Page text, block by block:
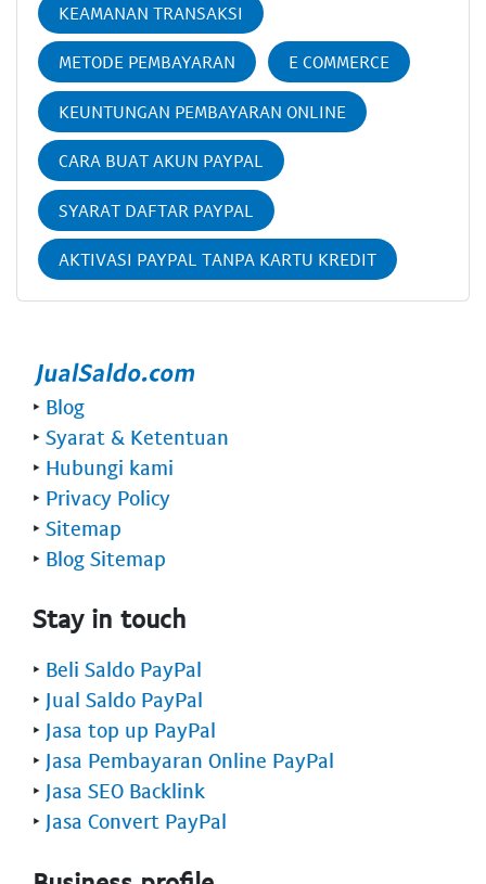
KEAMANAN TRANSAKSI
METODE PEMBAYARAN E COMMERCE
KEUNTUNGAN PEMBAYARAN ONLINE
CARA BUAT AKUN PAYPAL
SYARAT DAFTAR PAYPAL
AKTIVASI PAYPAL TANPA KARTU KREDIT
‣ Blog
‣ Syarat & Ketentuan
‣ Hubungi kami
‣ Privacy Policy
‣ Sitemap
‣ Blog Sitemap
Stay in touch
‣ Beli Saldo PayPal
‣ Jual Saldo PayPal
‣ Jasa top up PayPal
‣ Jasa Pembayaran Online PayPal
‣ Jasa SEO Backlink
‣ Jasa Convert PayPal